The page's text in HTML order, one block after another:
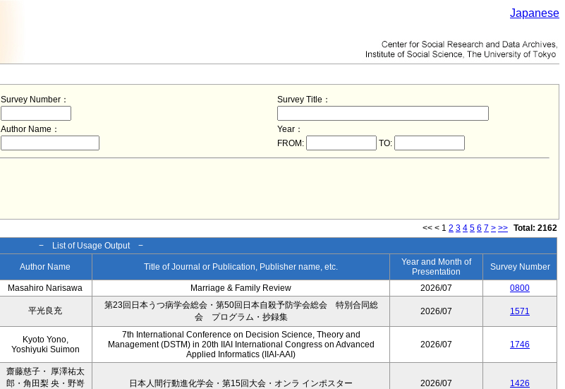
Japanese
Survey Number： Survey Title：
Author Name：
Year：
FROM:
TO:
<< < 1 2 3 4 5 6 7 > >> Total: 2162
− List of Usage Output −
Author Name Title of Journal or Publication, Publisher name, etc.
Year and Month of
Presentation
Survey Number
Masahiro Narisawa Marriage & Family Review 2026/07 0800
平光良充
第23回日本うつ病学会総会・第50回日本自殺予防学会総会 特別合同総
会 プログラム・抄録集
2026/07 1571
Kyoto Yono,
Yoshiyuki Suimon
7th International Conference on Decision Science, Theory and
Management (DSTM) in 20th IIAI International Congress on Advanced
Applied Informatics (IIAI-AAI)
2026/07 1746
齋藤慈子・ 厚澤祐太
郎・角田梨 央・野嵜
日本人間行動進化学会・第15回大会・オンラ インポスター 2026/07 1426